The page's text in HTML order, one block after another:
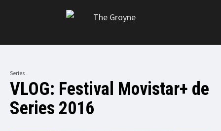
Series
VLOG: Festival Movistar+ de
Series 2016